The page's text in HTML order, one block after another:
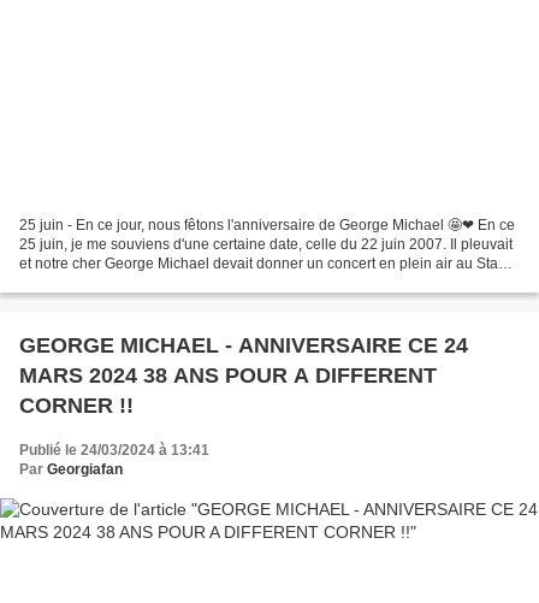
25 juin - En ce jour, nous fêtons l'anniversaire de George Michael 🤩❤ En ce
25 juin, je me souviens d'une certaine date, celle du 22 juin 2007. Il pleuvait
et notre cher George Michael devait donner un concert en plein air au Stade
GEORGE MICHAEL - ANNIVERSAIRE CE 24
MARS 2024 38 ANS POUR A DIFFERENT
CORNER !!
Publié le 24/03/2024 à 13:41
Par Georgiafan